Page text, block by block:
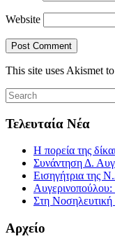
Website
This site uses Akismet
Τελευταία Νέα
Η πορεία της
Συνάντηση Δ.
Εισηγήτρια της
Αυγερινοπούλου:
Στη Νοσηλευτική
Αρχείο